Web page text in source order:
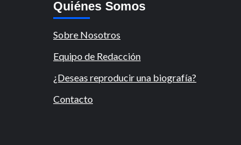
Quiénes Somos
Sobre Nosotros
Equipo de Redacción
¿Deseas reproducir una biografía?
Contacto